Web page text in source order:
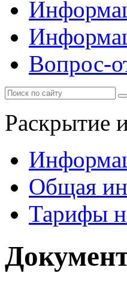
Вопрос-
Раскрытие
Общая
Тарифы